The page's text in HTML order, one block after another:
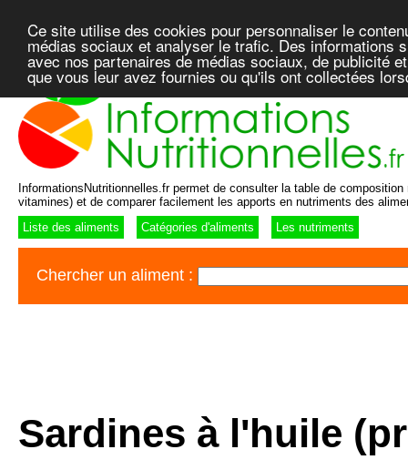
Ce site utilise des cookies pour personnaliser le
médias sociaux et analyser le trafic. Des informations
avec nos partenaires de médias sociaux, de publicité
que vous leur avez fournies ou qu'ils ont collectées
InformationsNutritionnelles.fr permet de consulter la table de
vitamines) et de comparer facilement les apports en nutriments des
Liste des aliments
Catégories d'aliments Les nutriments
Chercher un aliment :
Sardines à l'huile